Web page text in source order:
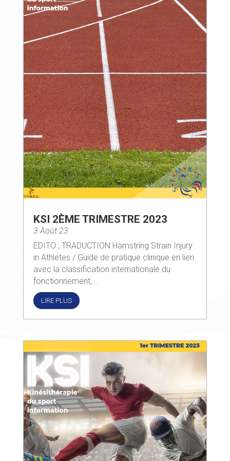
KSI 2ÈME TRIMESTRE 2023
3 Août 23
EDITO ; TRADUCTION Hamstring Strain Injury
in Athletes / Guide de pratique clinique en lien
avec la classification internationale du
fonctionnement,...
LIRE PLUS